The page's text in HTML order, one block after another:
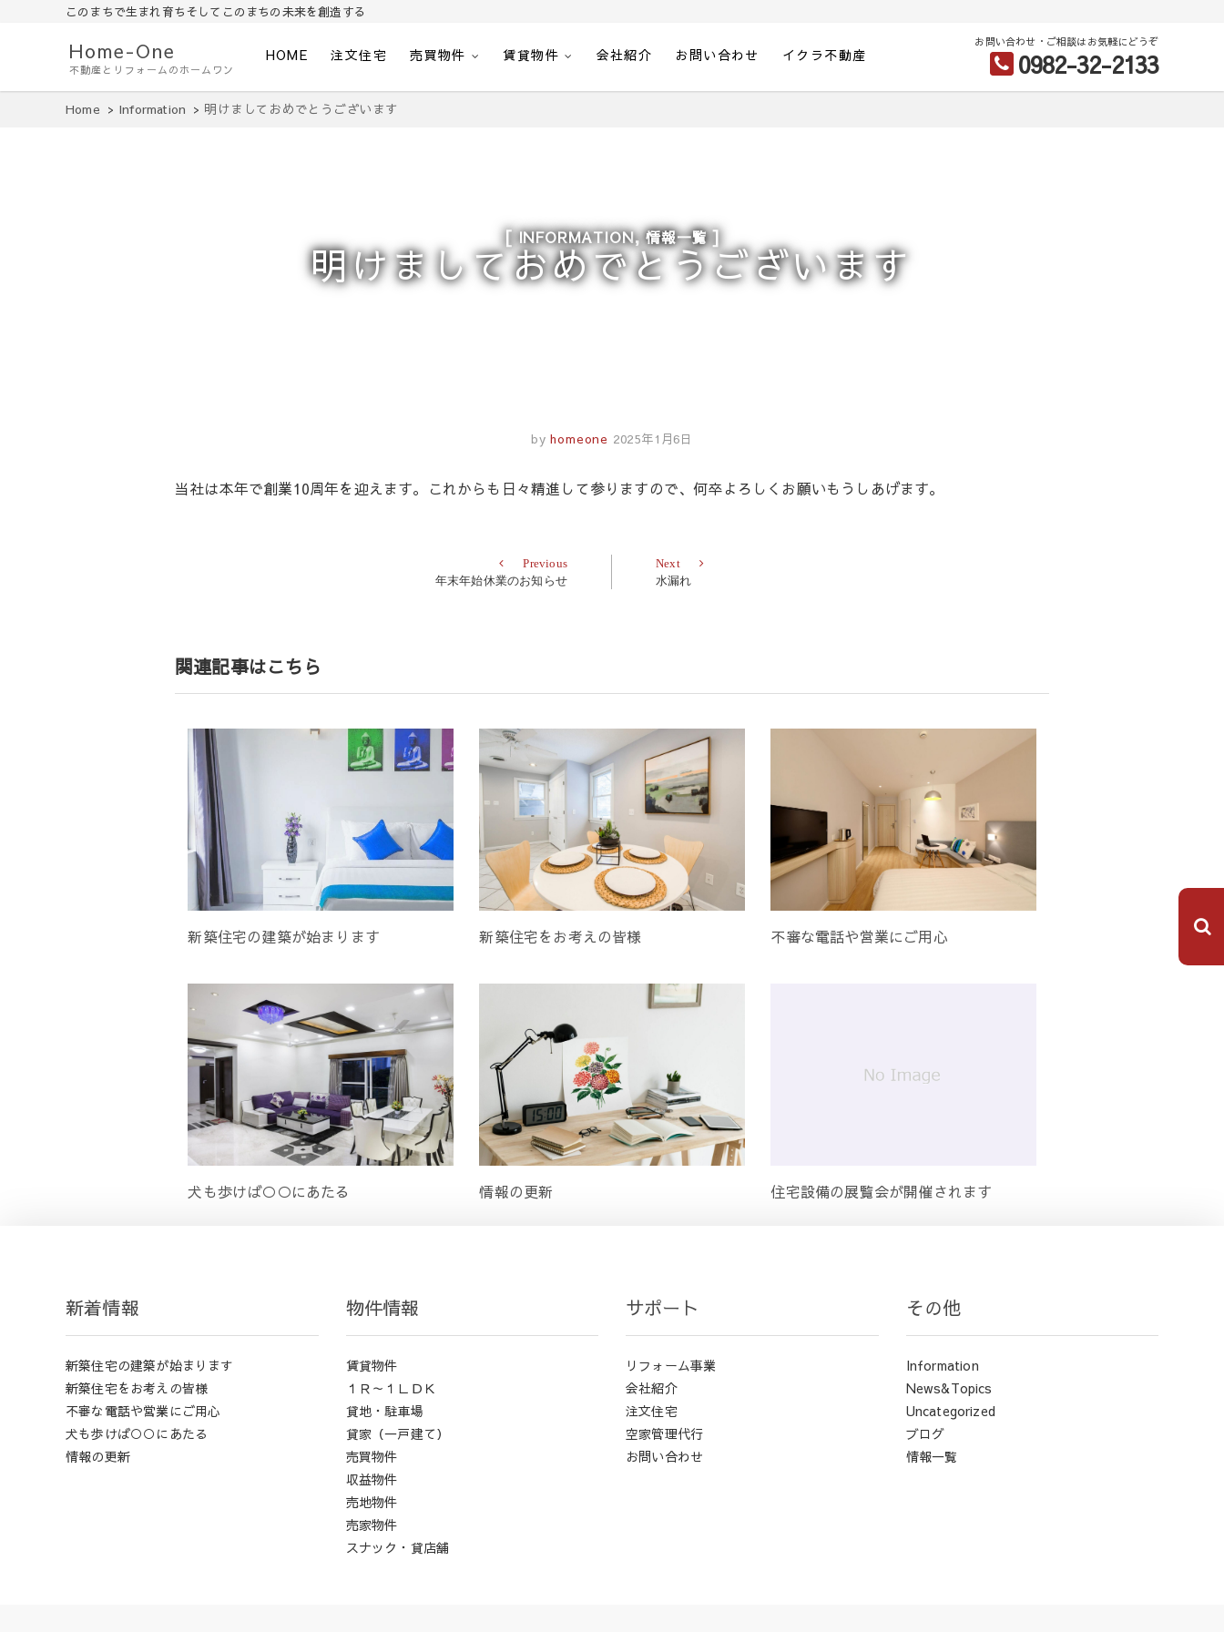
このまちで生まれ育ちそしてこのまちの未来を創造する
Home-One
不動産とリフォームのホームワン
HOME 注文住宅 売買物件 賃貸物件 会社紹介 お問い合わせ イクラ不動産
お問い合わせ・ご相談はお気軽にどうぞ
0982-32-2133
Home Information 明けましておめでとうございます
INFORMATION,情報一覧
明けましておめでとうございます
by homeone 2025年1月6日
当社は本年で創業10周年を迎えます。これからも日々精進して参りますので、何卒よろしくお願いもうしあげます。
ゲ
ー
シ
ョ
PreviousPrevious
post:
年末年始休業のお知らせ
Next
水漏れ
関連記事はこちら
新築住宅の建築が始まります 新築住宅をお考えの皆様 不審な電話や営業にご用心
犬も歩けば○○にあたる 情報の更新 住宅設備の展覧会が開催されます
新着情報
新築住宅の建築が始まります
新築住宅をお考えの皆様
不審な電話や営業にご用心
犬も歩けば○○にあたる
情報の更新
物件情報
賃貸物件
１Ｒ～１ＬＤＫ
貸地・駐車場
貸家（一戸建て）
売買物件
収益物件
売地物件
売家物件
スナック・貸店舗
サポート
リフォーム事業
会社紹介
注文住宅
空家管理代行
お問い合わせ
その他
Information
News&Topics
Uncategorized
ブログ
情報一覧